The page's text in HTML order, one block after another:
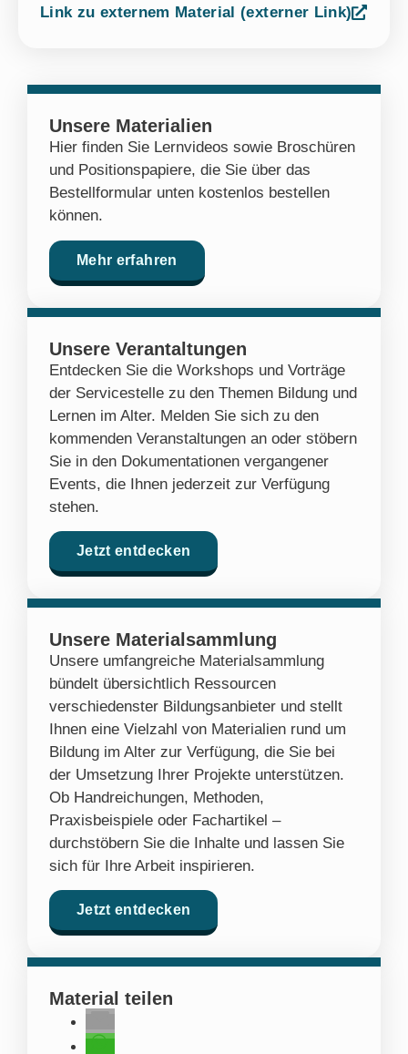
Link zu externem Material (externer Link)
Unsere Materialien
Hier finden Sie Lernvideos sowie Broschüren
und Positionspapiere, die Sie über das
Bestellformular unten kostenlos bestellen
können.
Mehr erfahren
Unsere Verantaltungen
Entdecken Sie die Workshops und Vorträge
der Servicestelle zu den Themen Bildung und
Lernen im Alter. Melden Sie sich zu den
kommenden Veranstaltungen an oder stöbern
Sie in den Dokumentationen vergangener
Events, die Ihnen jederzeit zur Verfügung
stehen.
Jetzt entdecken
Unsere Materialsammlung
Unsere umfangreiche Materialsammlung
bündelt übersichtlich Ressourcen
verschiedenster Bildungsanbieter und stellt
Ihnen eine Vielzahl von Materialien rund um
Bildung im Alter zur Verfügung, die Sie bei
der Umsetzung Ihrer Projekte unterstützen.
Ob Handreichungen, Methoden,
Praxisbeispiele oder Fachartikel –
durchstöbern Sie die Inhalte und lassen Sie
sich für Ihre Arbeit inspirieren.
Jetzt entdecken
Material teilen